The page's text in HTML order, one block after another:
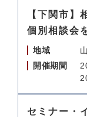
【下関市】
個別相談会
地域
開催期間
セミナー・